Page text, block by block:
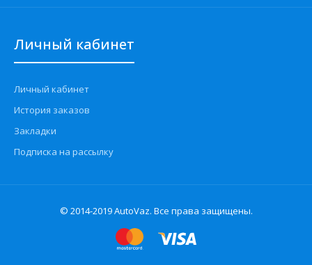
Личный кабинет
Личный кабинет
История заказов
Закладки
Подписка на рассылку
© 2014-2019 AutoVaz. Все права защищены.